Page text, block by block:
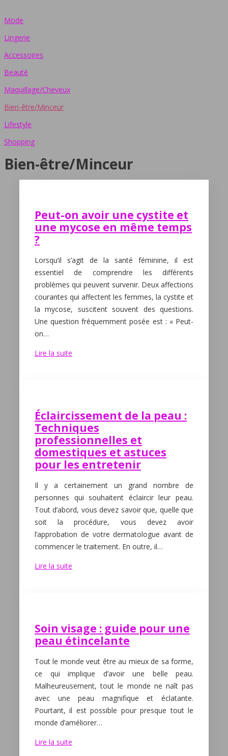
Mode
Lingerie
Accessoires
Beauté
Maquillage/Cheveux
Bien-être/Minceur
Lifestyle
Shopping
Bien-être/Minceur
Peut-on avoir une cystite et
une mycose en même temps
?
Lorsqu’il s’agit de la santé féminine, il est
essentiel de comprendre les différents
problèmes qui peuvent survenir. Deux affections
courantes qui affectent les femmes, la cystite et
la mycose, suscitent souvent des questions.
Une question fréquemment posée est : « Peut-
on…
Lire la suite
Éclaircissement de la peau :
Techniques
professionnelles et
domestiques et astuces
pour les entretenir
Il y a certainement un grand nombre de
personnes qui souhaitent éclaircir leur peau.
Tout d’abord, vous devez savoir que, quelle que
soit la procédure, vous devez avoir
l’approbation de votre dermatologue avant de
commencer le traitement. En outre, il…
Lire la suite
Soin visage : guide pour une
peau étincelante
Tout le monde veut être au mieux de sa forme,
ce qui implique d’avoir une belle peau.
Malheureusement, tout le monde ne naît pas
avec une peau magnifique et éclatante.
Pourtant, il est possible pour presque tout le
monde d’améliorer…
Lire la suite